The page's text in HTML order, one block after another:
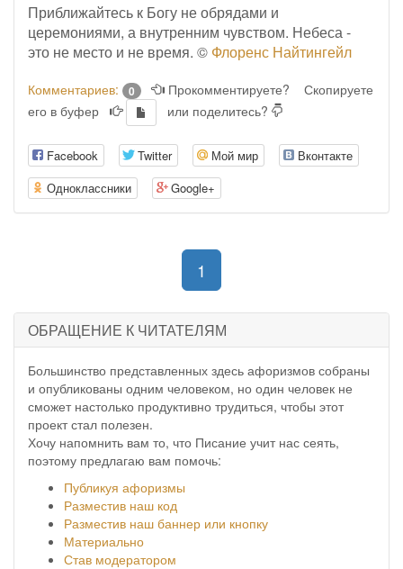
Приближайтесь к Богу не обрядами и
церемониями, а внутренним чувством. Небеса -
это не место и не время. © Флоренс Найтингейл
Комментариев: 0 Прокомментируете?
Скопируете
его в буфер
или поделитесь?
Facebook Twitter Мой мир
Вконтакте
Одноклассники
Google+
1
ОБРАЩЕНИЕ К ЧИТАТЕЛЯМ
Большинство представленных здесь афоризмов собраны
и опубликованы одним человеком, но один человек не
сможет настолько продуктивно трудиться, чтобы этот
проект стал полезен.
Хочу напомнить вам то, что Писание учит нас сеять,
поэтому предлагаю вам помочь:
Публикуя афоризмы
Разместив наш код
Разместив наш баннер или кнопку
Материально
Став модератором